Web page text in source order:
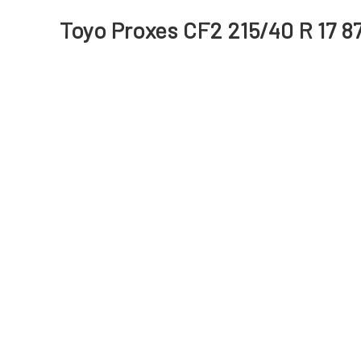
Toyo Proxes CF2 215/40 R 17